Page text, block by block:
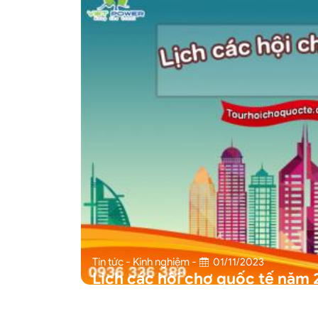
Tin tức - Kinh nghiệm - 01/11/2023
Lịch các hội chợ quốc tế năm